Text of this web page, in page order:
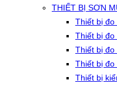
THIẾT BỊ SƠN
Thiết bị đo
Thiết bị
Thiết bị đo
Thiết bị đo
Thiết bị